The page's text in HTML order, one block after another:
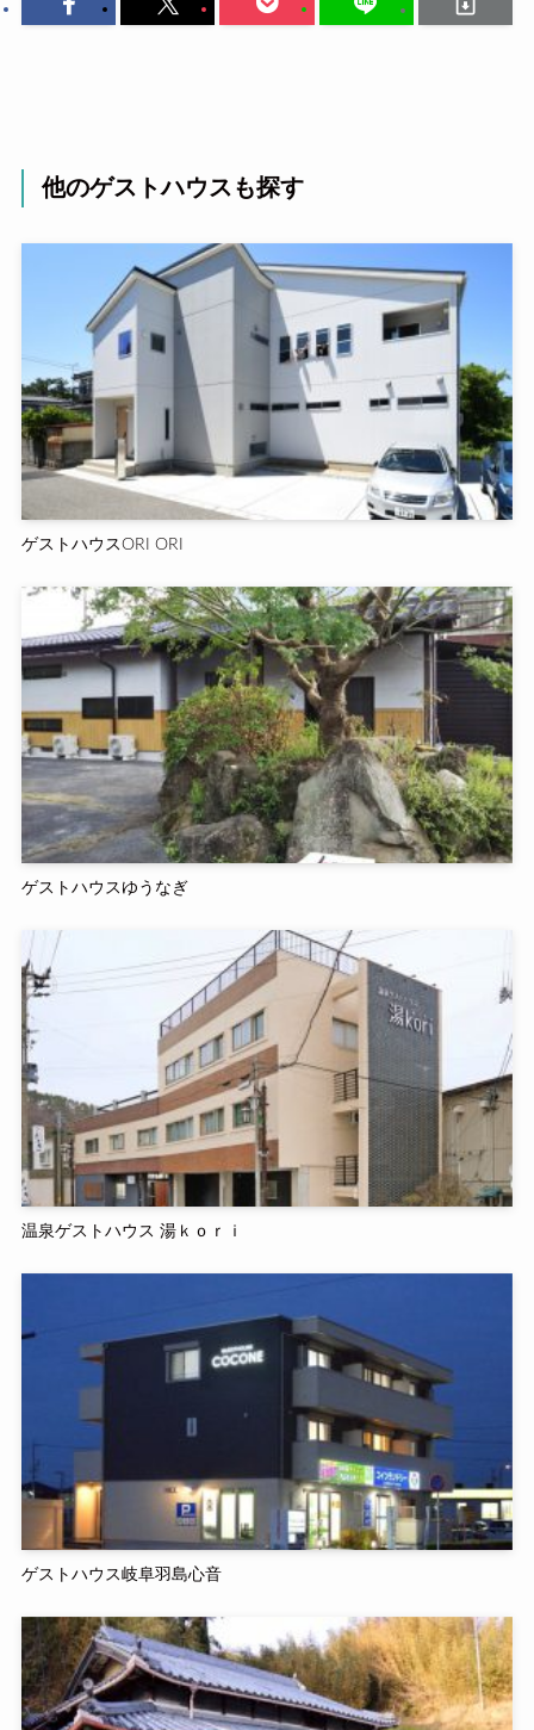
他のゲストハウスも探す
ゲストハウスORI ORI
ゲストハウスゆうなぎ
温泉ゲストハウス 湯ｋｏｒｉ
ゲストハウス岐阜羽島心音